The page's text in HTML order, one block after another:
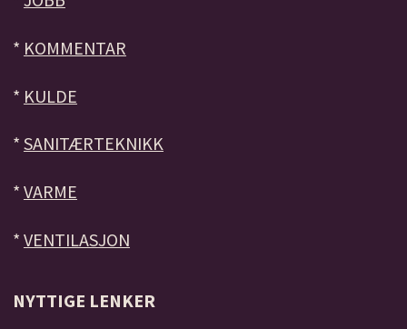
* KOMMENTAR
* KULDE
* SANITÆRTEKNIKK
* VARME
* VENTILASJON
NYTTIGE LENKER